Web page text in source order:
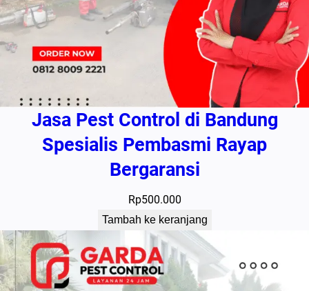
Jasa Pest Control di Bandung
Spesialis Pembasmi Rayap
Bergaransi
Rp500.000
Tambah ke keranjang